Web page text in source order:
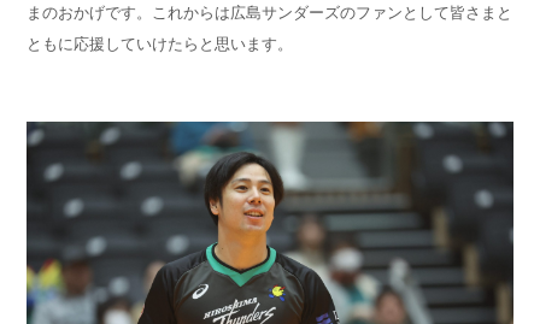
まのおかげです。これからは広島サンダーズのファンとして皆さまと
ともに応援していけたらと思います。